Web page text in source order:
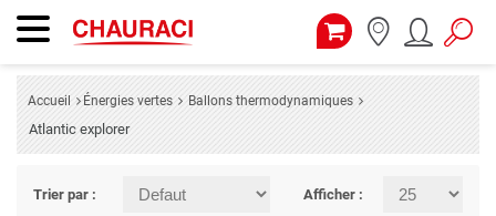
Accueil Énergies vertes Ballons thermodynamiques
Atlantic explorer
Trier par : Afficher :